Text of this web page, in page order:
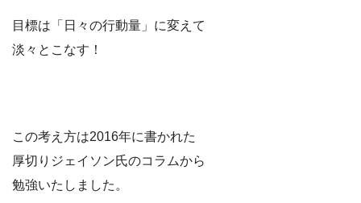
目標は「日々の行動量」に変えて
淡々とこなす！
この考え方は2016年に書かれた
厚切りジェイソン氏のコラムから
勉強いたしました。